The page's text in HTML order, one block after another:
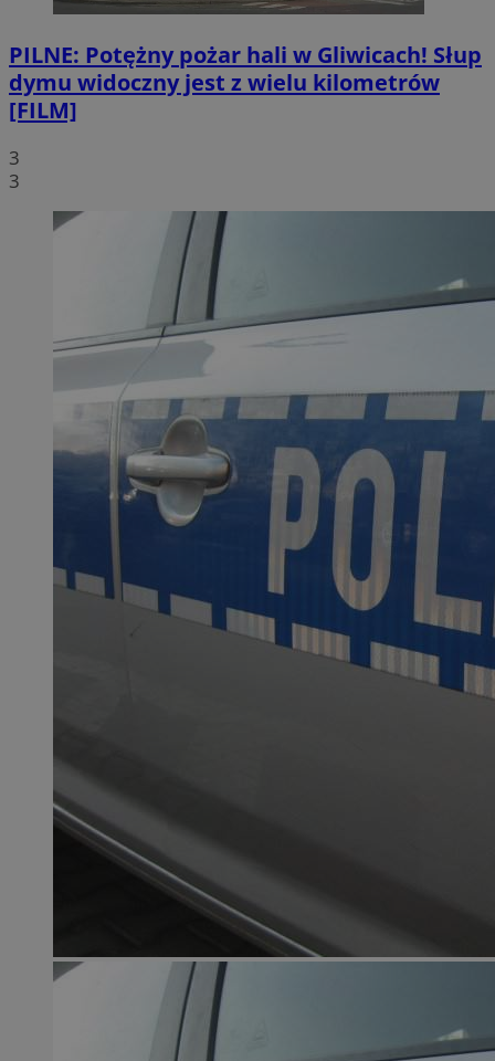
PILNE: Potężny pożar hali w Gliwicach! Słup
dymu widoczny jest z wielu kilometrów
[FILM]
3
3